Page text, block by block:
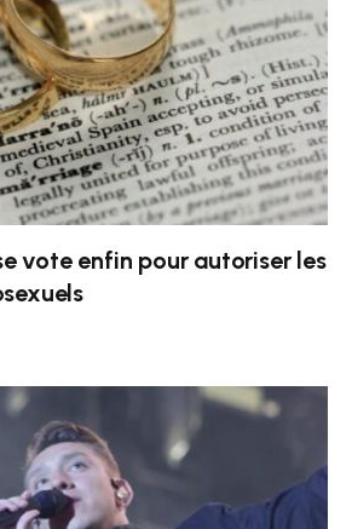
vote enfin pour autoriser les